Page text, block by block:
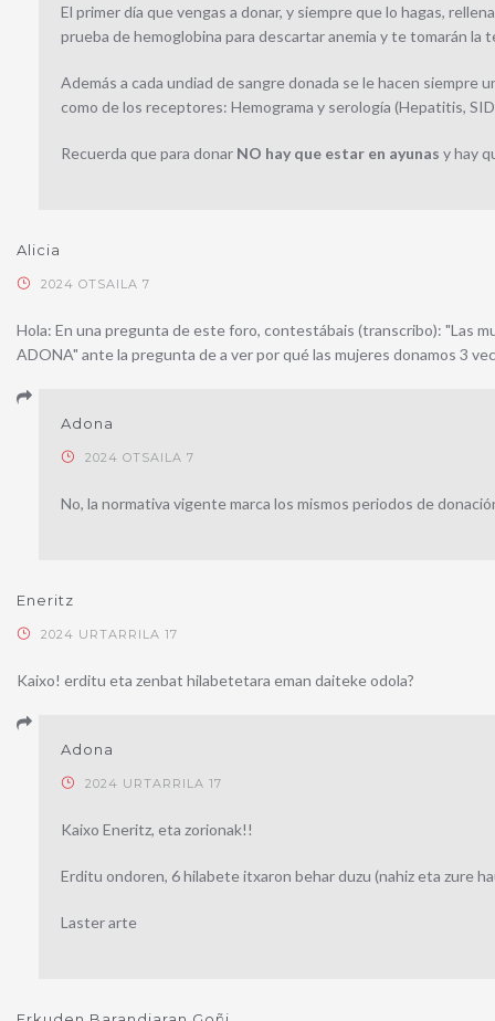
El primer día que vengas a donar, y siempre que lo hagas,
prueba de hemoglobina para descartar anemia y te tomarán
Además a cada undiad de sangre donada se le hacen
como de los receptores: Hemograma y serología (Hepatitis,
Recuerda que para donar NO hay que estar en ayunas y hay
Alicia
2024 OTSAILA 7
Hola: En una pregunta de este foro, contestábais (transcribo): "Las
ADONA" ante la pregunta de a ver por qué las mujeres donamos 3
Adona
2024 OTSAILA 7
No, la normativa vigente marca los mismos periodos de
Eneritz
2024 URTARRILA 17
Kaixo! erditu eta zenbat hilabetetara eman daiteke odola?
Adona
2024 URTARRILA 17
Kaixo Eneritz, eta zorionak!!
Erditu ondoren, 6 hilabete itxaron behar duzu (nahiz eta zure
Laster arte